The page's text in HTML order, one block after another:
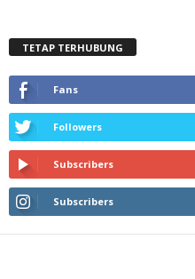
TETAP TERHUBUNG
Fans
Followers
Subscribers
Subscribers